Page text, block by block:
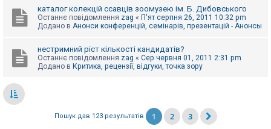
каталог колекцій ссавців зоомузею ім. Б. Дибовського
Останнє повідомлення zag « П'ят серпня 26, 2011 10:32 pm
Додано в Анонси конференцій, семінарів, презентацій - Анонсы
нестримний ріст кількості кандидатів?
Останнє повідомлення zag « Сер червня 01, 2011 2:31 pm
Додано в Критика, рецензії, відгуки, точка зору
Пошук дав 123 результатів 1 2 3